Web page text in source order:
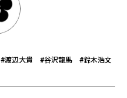
#渡辺大貴 #谷沢龍馬 #鈴木浩文